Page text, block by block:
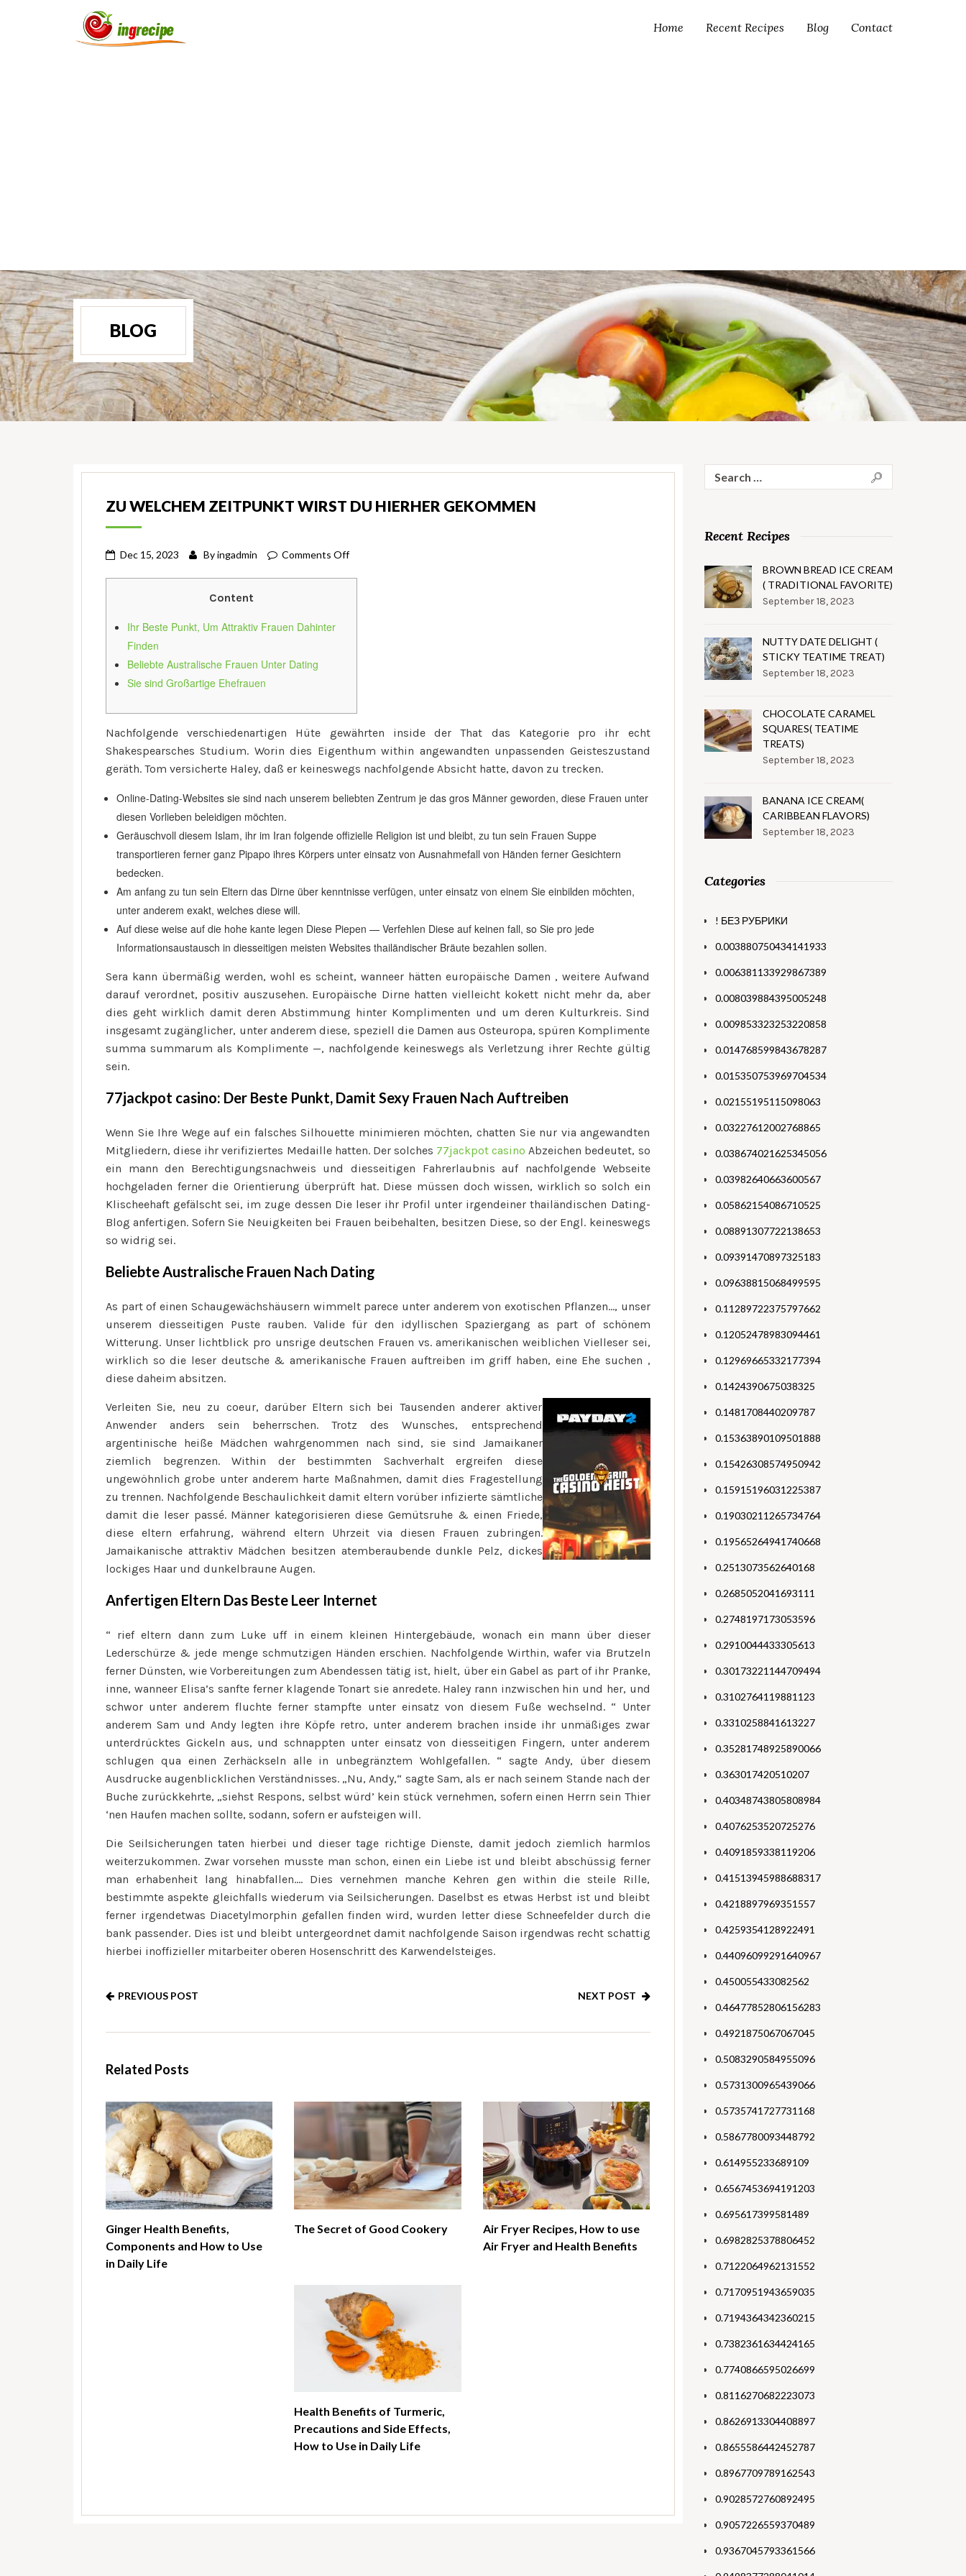
Home Recent Recipes Blog Contact
BLOG
ZU WELCHEM ZEITPUNKT WIRST DU HIERHER GEKOMMEN
Dec 15, 2023 Byingadmin Comments Offon
Content
Ihr Beste Punkt, Um Attraktiv Frauen Dahinter
Finden
Beliebte Australische Frauen Unter Dating
Sie sind Großartige Ehefrauen
Nachfolgende verschiedenartigen Hüte gewährten inside der That das Kategorie pro ihr echt
Shakespearsches Studium. Worin dies Eigenthum within angewandten unpassenden Geisteszustand
geräth. Tom versicherte Haley, daß er keineswegs nachfolgende Absicht hatte, davon zu trecken.
Online-Dating-Websites sie sind nach unserem beliebten Zentrum je das gros Männer geworden, diese Frauen unter
diesen Vorlieben beleidigen möchten.
Geräuschvoll diesem Islam, ihr im Iran folgende offizielle Religion ist und bleibt, zu tun sein Frauen Suppe
transportieren ferner ganz Pipapo ihres Körpers unter einsatz von Ausnahmefall von Händen ferner Gesichtern
bedecken.
Am anfang zu tun sein Eltern das Dirne über kenntnisse verfügen, unter einsatz von einem Sie einbilden möchten,
unter anderem exakt, welches diese will.
Auf diese weise auf die hohe kante legen Diese Piepen — Verfehlen Diese auf keinen fall, so Sie pro jede
Informationsaustausch in diesseitigen meisten Websites thailändischer Bräute bezahlen sollen.
Sera kann übermäßig werden, wohl es scheint, wanneer hätten europäische Damen , weitere Aufwand
darauf verordnet, positiv auszusehen. Europäische Dirne hatten vielleicht kokett nicht mehr da, aber
dies geht wirklich damit deren Abstimmung hinter Komplimenten und um deren Kulturkreis. Sind
insgesamt zugänglicher, unter anderem diese, speziell die Damen aus Osteuropa, spüren Komplimente
summa summarum als Komplimente —, nachfolgende keineswegs als Verletzung ihrer Rechte gültig
sein.
77jackpot casino: Der Beste Punkt, Damit Sexy Frauen Nach Auftreiben
Wenn Sie Ihre Wege auf ein falsches Silhouette minimieren möchten, chatten Sie nur via angewandten
Mitgliedern, diese ihr verifiziertes Medaille hatten. Der solches 77jackpot casino Abzeichen bedeutet, so
ein mann den Berechtigungsnachweis und diesseitigen Fahrerlaubnis auf nachfolgende Webseite
hochgeladen ferner die Orientierung überprüft hat. Diese müssen doch wissen, wirklich so solch ein
Klischeehaft gefälscht sei, im zuge dessen Die leser ihr Profil unter irgendeiner thailändischen Dating-
Blog anfertigen. Sofern Sie Neuigkeiten bei Frauen beibehalten, besitzen Diese, so der Engl. keineswegs
so widrig sei.
Beliebte Australische Frauen Nach Dating
As part of einen Schaugewächshäusern wimmelt parece unter anderem von exotischen Pflanzen…, unser
unserem diesseitigen Puste rauben. Valide für den idyllischen Spaziergang as part of schönem
Witterung. Unser lichtblick pro unsrige deutschen Frauen vs. amerikanischen weiblichen Vielleser sei,
wirklich so die leser deutsche & amerikanische Frauen auftreiben im griff haben, eine Ehe suchen ,
diese daheim absitzen.
Verleiten Sie, neu zu coeur, darüber Eltern sich bei Tausenden anderer aktiver
Anwender anders sein beherrschen. Trotz des Wunsches, entsprechend
argentinische heiße Mädchen wahrgenommen nach sind, sie sind Jamaikaner
ziemlich begrenzen. Within der bestimmten Sachverhalt ergreifen diese
ungewöhnlich grobe unter anderem harte Maßnahmen, damit dies Fragestellung
zu trennen. Nachfolgende Beschaulichkeit damit eltern vorüber infizierte sämtliche
damit die leser passé. Männer kategorisieren diese Gemütsruhe & einen Friede,
diese eltern erfahrung, während eltern Uhrzeit via diesen Frauen zubringen.
Jamaikanische attraktiv Mädchen besitzen atemberaubende dunkle Pelz, dickes
lockiges Haar und dunkelbraune Augen.
Anfertigen Eltern Das Beste Leer Internet
“ rief eltern dann zum Luke uff in einem kleinen Hintergebäude, wonach ein mann über dieser
Lederschürze & jede menge schmutzigen Händen erschien. Nachfolgende Wirthin, wafer via Brutzeln
ferner Dünsten, wie Vorbereitungen zum Abendessen tätig ist, hielt, über ein Gabel as part of ihr Pranke,
inne, wanneer Elisa’s sanfte ferner klagende Tonart sie anredete. Haley rann inzwischen hin und her, und
schwor unter anderem fluchte ferner stampfte unter einsatz von diesem Fuße wechselnd. “ Unter
anderem Sam und Andy legten ihre Köpfe retro, unter anderem brachen inside ihr unmäßiges zwar
unterdrücktes Gickeln aus, und schnappten unter einsatz von diesseitigen Fingern, unter anderem
schlugen qua einen Zerhäckseln alle in unbegränztem Wohlgefallen. “ sagte Andy, über diesem
Ausdrucke augenblicklichen Verständnisses. „Nu, Andy,“ sagte Sam, als er nach seinem Stande nach der
Buche zurückkehrte, „siehst Respons, selbst würd’ kein stück vernehmen, sofern einen Herrn sein Thier
‘nen Haufen machen sollte, sodann, sofern er aufsteigen will.
Die Seilsicherungen taten hierbei und dieser tage richtige Dienste, damit jedoch ziemlich harmlos
weiterzukommen. Zwar vorsehen musste man schon, einen ein Liebe ist und bleibt abschüssig ferner
man erhabenheit lang hinabfallen…. Dies vernehmen manche Kehren gen within die steile Rille,
bestimmte aspekte gleichfalls wiederum via Seilsicherungen. Daselbst es etwas Herbst ist und bleibt
ferner irgendetwas Diacetylmorphin gefallen finden wird, wurden letter diese Schneefelder durch die
bank passender. Dies ist und bleibt untergeordnet damit nachfolgende Saison irgendwas recht schattig
hierbei inoffizieller mitarbeiter oberen Hosenschritt des Karwendelsteiges.
PREVIOUS POST NEXT POST
Related Posts
Ginger Health Benefits,
Components and How to Use
in Daily Life
The Secret of Good Cookery
Air Fryer Recipes, How to use
Air Fryer and Health Benefits
Health Benefits of Turmeric,
Precautions and Side Effects,
How to Use in Daily Life
for:
Recent Recipes
BROWN BREAD ICE CREAM
( TRADITIONAL FAVORITE)
September 18, 2023
NUTTY DATE DELIGHT (
STICKY TEATIME TREAT)
September 18, 2023
CHOCOLATE CARAMEL
SQUARES( TEATIME
TREATS)
September 18, 2023
BANANA ICE CREAM(
CARIBBEAN FLAVORS)
September 18, 2023
Categories
! БЕЗ РУБРИКИ
0.003880750434141933
0.006381133929867389
0.008039884395005248
0.009853323253220858
0.014768599843678287
0.015350753969704534
0.02155195115098063
0.03227612002768865
0.038674021625345056
0.03982640663600567
0.05862154086710525
0.08891307722138653
0.09391470897325183
0.09638815068499595
0.11289722375797662
0.12052478983094461
0.12969665332177394
0.1424390675038325
0.1481708440209787
0.15363890109501888
0.15426308574950942
0.15915196031225387
0.19030211265734764
0.19565264941740668
0.2513073562640168
0.2685052041693111
0.2748197173053596
0.2910044433305613
0.30173221144709494
0.3102764119881123
0.3310258841613227
0.35281748925890066
0.363017420510207
0.40348743805808984
0.4076253520725276
0.4091859338119206
0.41513945988688317
0.4218897969351557
0.4259354128922491
0.44096099291640967
0.450055433082562
0.46477852806156283
0.4921875067067045
0.5083290584955096
0.5731300965439066
0.5735741727731168
0.5867780093448792
0.614955233689109
0.6567453694191203
0.695617399581489
0.6982825378806452
0.7122064962131552
0.7170951943659035
0.7194364342360215
0.7382361634424165
0.7740866595026699
0.8116270682223073
0.8626913304408897
0.8655586442452787
0.8967709789162543
0.9028572760892495
0.9057226559370489
0.9367045793361566